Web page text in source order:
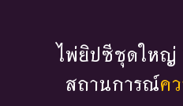
ไพ่ยิปซีชุดใหญ่
สถานการณ์ค